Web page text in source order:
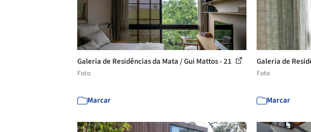
Galeria de Residências da Mata / Gui Mattos - 21
Foto
Marcar
Galeria de
Foto
Marcar